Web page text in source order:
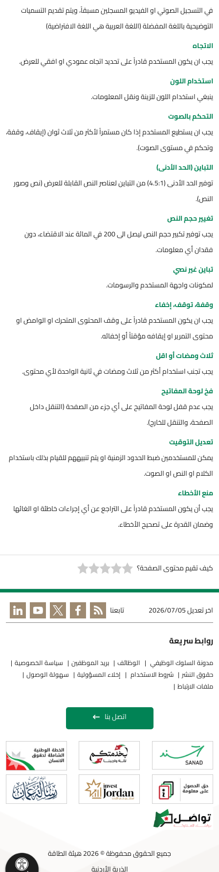
في التسجيل الصوتي او الفيديو المسجلين مسبقاً، ويتم تقديم التسميات
التوضيحية باللغة المفضلة (اللغة العربية هي اللغة الافتراضية)
الاتجاه
يجب ان يكون المستخدم قادراً على تحديد اتجاه عمودي او افقي للعرض.
استخدام اللون
ينبغي استخدام اللون للزينة ونقل المعلومات.
التحكم بالصوت
يجب ان يستطيع المستخدم إذا كان مستمراً لأكثر من ثلاث ثوان (إيقاف، وقفة،
وتحكم في مستوى الصوت).
التباين (الحد الأدنى)
توفير الحد الأدنى (4.5:1) من التباين لعناصر النص القابلة للعرض (نص وصور
النص).
تغيير حجم النص
يجب توفير تكبير حجم النص ليصل الى 200 في المائة عند الاقتضاء، دون
فقدان أي معلومات.
تباين غير نصي
لمكونات واجهة المستخدم والرسومات.
وقفة، توقف، إخفاء
يجب ان يكون المستخدم قادراً على وقف المحتوى المتحرك او الوامض او
محتوى التمرير او إيقافه مؤقتاً أو إخفائه.
ثلاث ومضات أو اقل
يجب تجنب استخدام أكثر من ثلاث ومضات في ثانية الواحدة لأي محتوى.
فخ لوحة المفاتيح
يجب عدم قفل لوحة المفاتيح على أي جزء من الصفحة (التنقل داخل
الصفحة، والتنقل للخارج).
تعديل التوقيت
يمكن للمستخدمين ضبط الحدود الزمنية او يتم تنبيههم للقيام بذلك باستخدام
الكلام او النص او الصوت.
منع الأخطاء
يجب أن يكون المستخدم قادراً على التراجع عن أي إجراءات خاطئة او الغائها
وضمان القدرة على تصحيح الأخطاء.
كيف تقيم محتوى الصفحة؟
اخر تعديل2026/07/05 تابعنا
روابط سريعة
مدونة السلوك الوظيفي الوظائف بريد الموظفين
سياسة الخصوصية
حقوق النشر
شروط الاستخدام إخلاء المسؤولية
سهولة الوصول
ملفات الارتباط
اتصل بنا
جميع الحقوق محفوظة © 2026 هيئة الطاقة
الذرية الأردنية